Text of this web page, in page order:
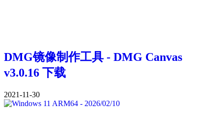
DMG镜像制作工具 - DMG Canvas
v3.0.16 下载
2021-11-30